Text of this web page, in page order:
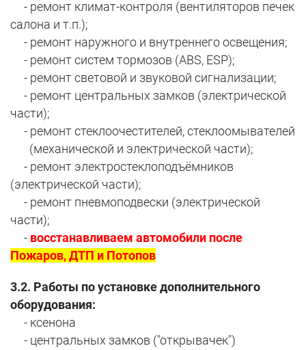
- ремонт климат-контроля (вентиляторов печек
салона и т.п.);
- ремонт наружного и внутреннего освещения;
- ремонт систем тормозов (ABS, ESP);
- ремонт световой и звуковой сигнализации;
- ремонт центральных замков (электрической
части);
- ремонт стеклоочестителей, стеклоомывателей
(механической и электрической части);
- ремонт электростеклоподъёмников
(электрической части);
- ремонт пневмоподвески (электрической
части);
- восстанавливаем автомобили после
Пожаров, ДТП и Потопов
3.2. Работы по установке дополнительного
оборудования:
- ксенона
- центральных замков ("открывачек")